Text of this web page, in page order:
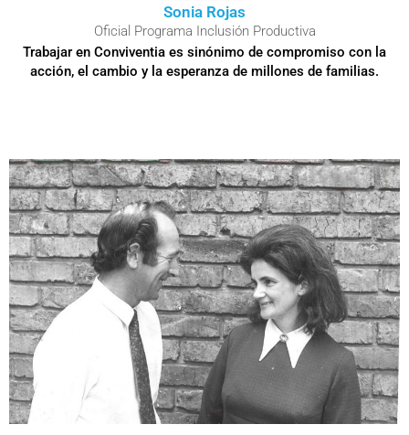
Sonia Rojas
Oficial Programa Inclusión Productiva
Trabajar en Conviventia es sinónimo de compromiso con la
acción, el cambio y la esperanza de millones de familias.